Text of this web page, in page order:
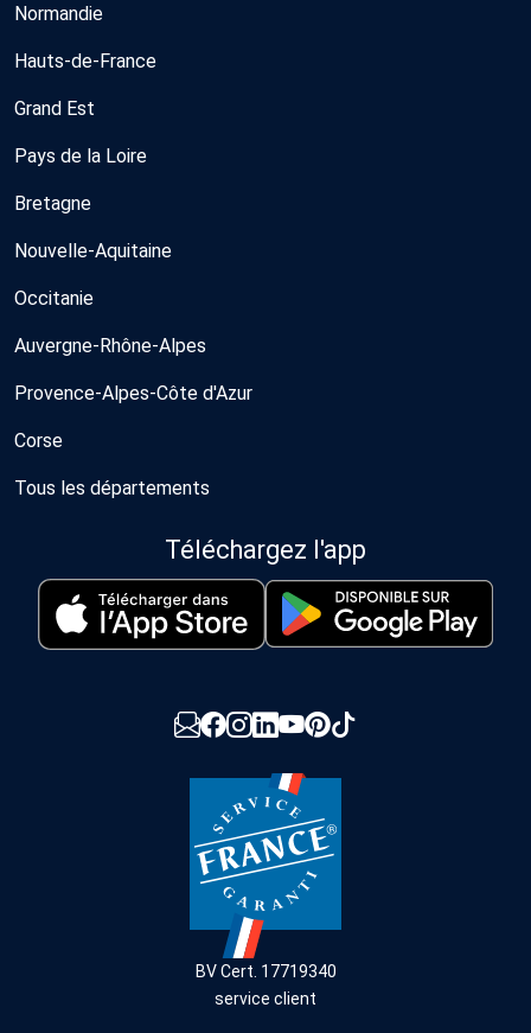
Normandie
Hauts-de-France
Grand Est
Pays de la Loire
Bretagne
Nouvelle-Aquitaine
Occitanie
Auvergne-Rhône-Alpes
Provence-Alpes-Côte d'Azur
Corse
Tous les départements
Téléchargez l'app
BV Cert. 17719340
service client